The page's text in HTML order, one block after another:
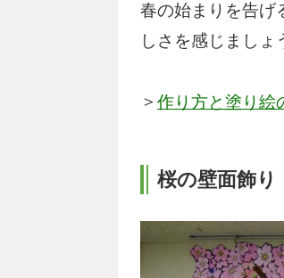
春の始まりを告げ
しさを感じましょ
＞ 作り方と塗り絵
桜の壁面飾り